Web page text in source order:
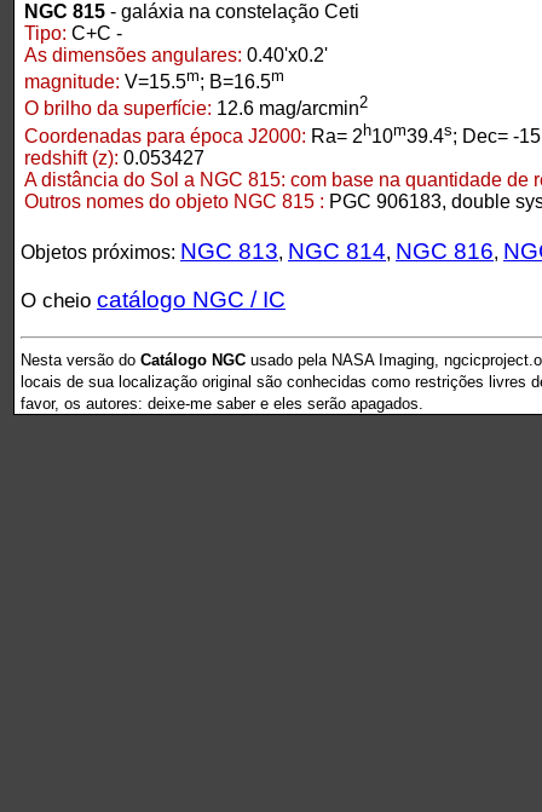
NGC 815 - galáxia na constelação Ceti
Tipo: C+C -
As dimensões angulares: 0.40'x0.2'
magnitude: V=15.5m; B=16.5m
O brilho da superfície: 12.6 mag/arcmin2
Coordenadas para época J2000: Ra= 2 h10m39.4s; Dec= -
redshift (z): 0.053427
A distância do Sol a NGC 815: com base na quantidade de
Outros nomes do objeto NGC 815 : PGC 906183, double
Objetos próximos: NGC 813, NGC 814, NGC 816,
O cheio catálogo NGC / IC
Nesta versão do Catálogo NGC usado pela NASA Imaging,
locais de sua localização original são conhecidas como restrições livres
favor, os autores: deixe-me saber e eles serão apagados.